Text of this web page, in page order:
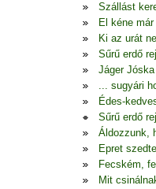
Szállást
El kéne
Ki az urát
Sűrű erdő
Jáger
... sugyári
Édes-
Sűrű erdő
Áldozzunk,
Epret
Fecském,
Mit